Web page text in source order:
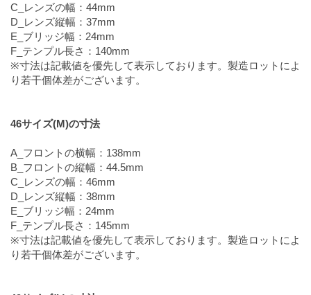
C_レンズの幅：44mm
D_レンズ縦幅：37mm
E_ブリッジ幅：24mm
F_テンプル長さ：140mm
※寸法は記載値を優先して表示しております。製造ロットによ
り若干個体差がございます。
46サイズ(M)の寸法
A_フロントの横幅：138mm
B_フロントの縦幅：44.5mm
C_レンズの幅：46mm
D_レンズ縦幅：38mm
E_ブリッジ幅：24mm
F_テンプル長さ：145mm
※寸法は記載値を優先して表示しております。製造ロットによ
り若干個体差がございます。